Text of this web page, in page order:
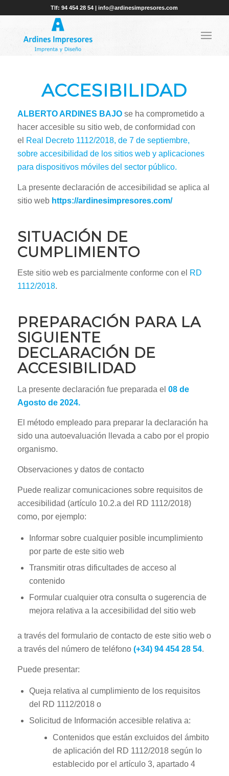
Tlf: 94 454 28 54 | info@ardinesimpresores.com
ACCESIBILIDAD
ALBERTO ARDINES BAJOse ha comprometido a
hacer accesible su sitio web, de conformidad con
el Real Decreto 1112/2018, de 7 de septiembre,
sobre accesibilidad de los sitios web y aplicaciones
para dispositivos móviles del sector público.
La presente declaración de accesibilidad se aplica al
sitio web https://ardinesimpresores.com/
SITUACIÓN DE
CUMPLIMIENTO
Este sitio web es parcialmente conforme con el RD
1112/2018.
PREPARACIÓN PARA LA
SIGUIENTE
DECLARACIÓN DE
ACCESIBILIDAD
La presente declaración fue preparada el 08 de
Agostode 2024.
El método empleado para preparar la declaración ha
sido una autoevaluación llevada a cabo por el propio
organismo.
Observaciones y datos de contacto
Puede realizar comunicaciones sobre requisitos de
accesibilidad (artículo 10.2.a del RD 1112/2018)
como, por ejemplo:
Informar sobre cualquier posible incumplimiento
por parte de este sitio web
Transmitir otras dificultades de acceso al
contenido
Formular cualquier otra consulta o sugerencia de
mejora relativa a la accesibilidad del sitio web
a través del formulario de contacto de este sitio web o
a través del número de teléfono (+34) 94 454 28 54.
Puede presentar:
Queja relativa al cumplimiento de los requisitos
del RD 1112/2018 o
Solicitud de Información accesible relativa a:
Contenidos que están excluidos del ámbito
de aplicación del RD 1112/2018 según lo
establecido por el artículo 3, apartado 4